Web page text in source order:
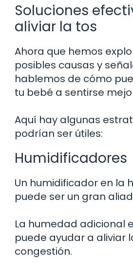
Soluciones
aliviar la tos
Ahora que hemos
posibles causas y
hablemos de cómo
tu bebé a sentirse
Aquí hay algunas
podrían ser útiles:
Humidificadores
Un humidificador en la
puede ser un gran
La humedad adicional
puede ayudar a aliviar
congestión.